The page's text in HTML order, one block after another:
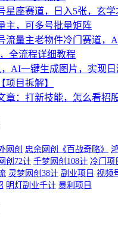
星座赛道，日入5张，玄
主，可多号批量矩阵
流量主老物件冷门赛道，
全流程详细教程
AI一键生成图片，实现
项目拆解】
章：打新技能，怎么看招
网创 忠余网创《百战奇略》
创72计 千梦网创108计 冷门项
灵梦网创38计 副业项目 视频
明灯副业千计 暴利项目